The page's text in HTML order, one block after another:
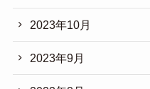
2023年10月
2023年9月